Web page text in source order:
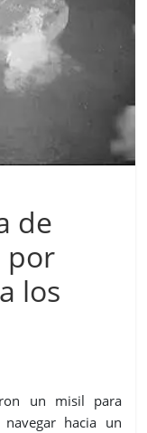
de
por
los
un misil para
hacia un